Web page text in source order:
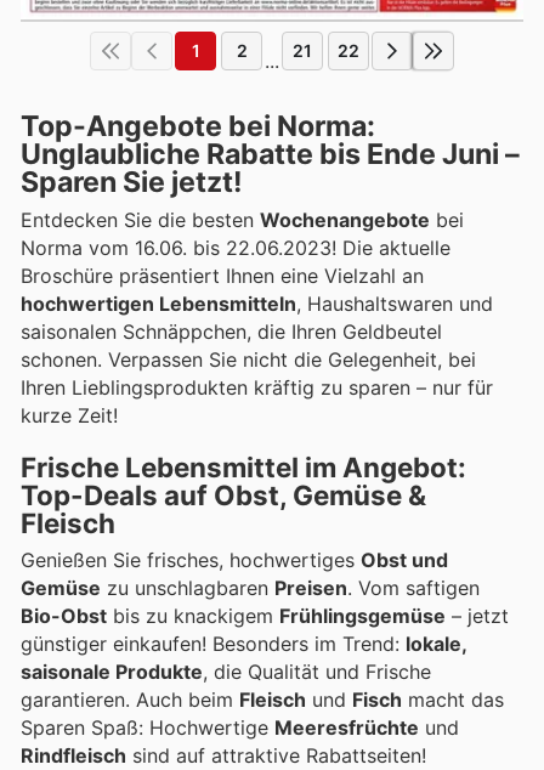
1 2 ... 21 22
Top-Angebote bei Norma:
Unglaubliche Rabatte bis Ende Juni –
Sparen Sie jetzt!
Entdecken Sie die besten Wochenangebote bei
Norma vom 16.06. bis 22.06.2023! Die aktuelle
Broschüre präsentiert Ihnen eine Vielzahl an
hochwertigen Lebensmitteln, Haushaltswaren und
saisonalen Schnäppchen, die Ihren Geldbeutel
schonen. Verpassen Sie nicht die Gelegenheit, bei
Ihren Lieblingsprodukten kräftig zu sparen – nur für
kurze Zeit!
Frische Lebensmittel im Angebot:
Top-Deals auf Obst, Gemüse &
Fleisch
Genießen Sie frisches, hochwertiges Obst und
Gemüse zu unschlagbaren Preisen. Vom saftigen
Bio-Obst bis zu knackigem Frühlingsgemüse – jetzt
günstiger einkaufen! Besonders im Trend: lokale,
saisonale Produkte, die Qualität und Frische
garantieren. Auch beim Fleisch und Fisch macht das
Sparen Spaß: Hochwertige Meeresfrüchte und
Rindfleisch sind auf attraktive Rabattseiten!